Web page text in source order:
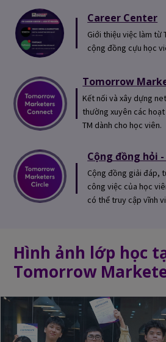
Career Center
Giới thiệu việc làm từ
cộng đồng cựu học
Tomorrow
Kết nối và xây dựng
thường xuyên các
TM dành cho học viên.
Cộng đồng hỏi
Cộng đồng giải đáp,
công việc của học
có thể truy cập vĩnh
Hình ảnh lớp học
Tomorrow